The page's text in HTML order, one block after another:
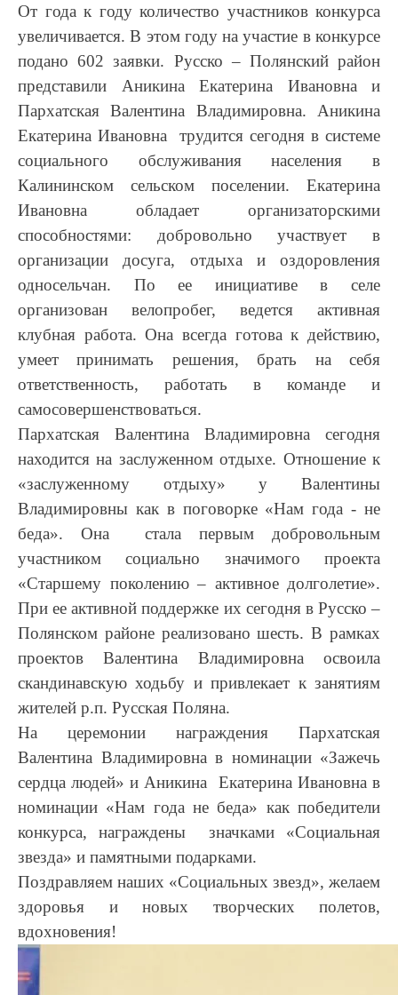
От года к году количество участников конкурса
увеличивается. В этом году на участие в конкурсе
подано 602 заявки. Русско – Полянский район
представили Аникина Екатерина Ивановна и
Пархатская Валентина Владимировна. Аникина
Екатерина Ивановна трудится сегодня в системе
социального обслуживания населения в
Калининском сельском поселении. Екатерина
Ивановна обладает организаторскими
способностями: добровольно участвует в
организации досуга, отдыха и оздоровления
односельчан. По ее инициативе в селе
организован велопробег, ведется активная
клубная работа. Она всегда готова к действию,
умеет принимать решения, брать на себя
ответственность, работать в команде и
самосовершенствоваться.
Пархатская Валентина Владимировна сегодня
находится на заслуженном отдыхе. Отношение к
«заслуженному отдыху» у Валентины
Владимировны как в поговорке «Нам года - не
беда». Она стала первым добровольным
участником социально значимого проекта
«Старшему поколению – активное долголетие».
При ее активной поддержке их сегодня в Русско –
Полянском районе реализовано шесть. В рамках
проектов Валентина Владимировна освоила
скандинавскую ходьбу и привлекает к занятиям
жителей р.п. Русская Поляна.
На церемонии награждения Пархатская
Валентина Владимировна в номинации «Зажечь
сердца людей» и Аникина Екатерина Ивановна в
номинации «Нам года не беда» как победители
конкурса, награждены значками «Социальная
звезда» и памятными подарками.
Поздравляем наших «Социальных звезд», желаем
здоровья и новых творческих полетов,
вдохновения!